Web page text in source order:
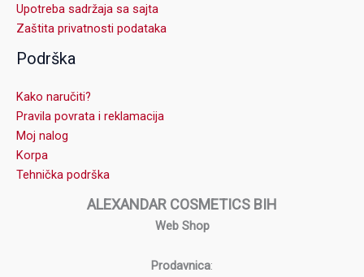
Upotreba sadržaja sa sajta
Zaštita privatnosti podataka
Podrška
Kako naručiti?
Pravila povrata i reklamacija
Moj nalog
Korpa
Tehnička podrška
ALEXANDAR COSMETICS BIH
Web Shop
Prodavnica: